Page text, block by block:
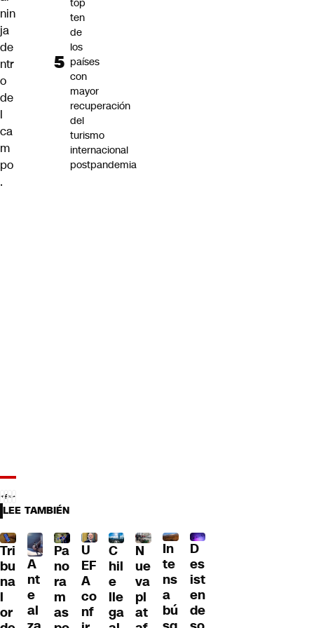
nin
ja
de
ntr
o
de
l
ca
m
po
.
top
ten
de
los
países
con
mayor
recuperación
del
turismo
internacional
postpandemia
LEE TAMBIÉN
Tri
bu
na
l
or
A
nt
e
al
Pa
no
ra
m
as
U
EF
A
co
nf
C
hil
e
lle
ga
N
ue
va
pl
at
In
te
ns
a
bú
D
es
ist
en
de